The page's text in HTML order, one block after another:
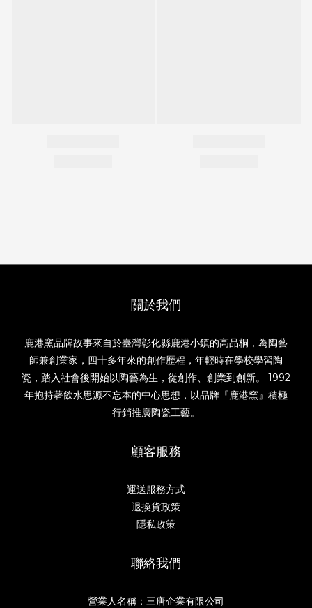
關於我們
鹿港窯品牌故事來自於臺灣彰化縣鹿港小鎮的高品桐，為陶藝
師兼創業家，四十多年來的創作歷程，年輕時在學校學習陶
瓷，踏入社會後開始以陶藝為生，從創作、創業到創新。 1992
年抱持著飲水思源不忘本的中心思想，以品牌『鹿港窯』積極
行銷推廣陶瓷工藝。
顧客服務
運送服務方式
退換貨政策
隱私政策
聯絡我們
營業人名稱：三唐企業有限公司